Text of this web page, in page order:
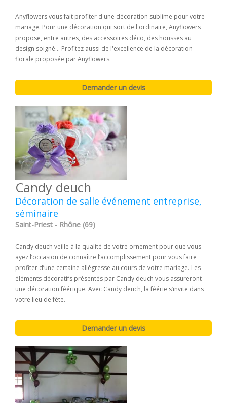
Anyflowers vous fait profiter d'une décoration sublime pour votre
mariage. Pour une décoration qui sort de l'ordinaire, Anyflowers
propose, entre autres, des accessoires déco, des housses au
design soigné... Profitez aussi de l'excellence de la décoration
florale proposée par Anyflowers.
Candy deuch
Décoration de salle événement entreprise,
séminaire
Saint-Priest - Rhône (69)
Candy deuch veille à la qualité de votre ornement pour que vous
ayez l’occasion de connaître l’accomplissement pour vous faire
profiter d’une certaine allégresse au cours de votre mariage. Les
éléments décoratifs présentés par Candy deuch vous assureront
une décoration féérique. Avec Candy deuch, la féérie s’invite dans
votre lieu de fête.